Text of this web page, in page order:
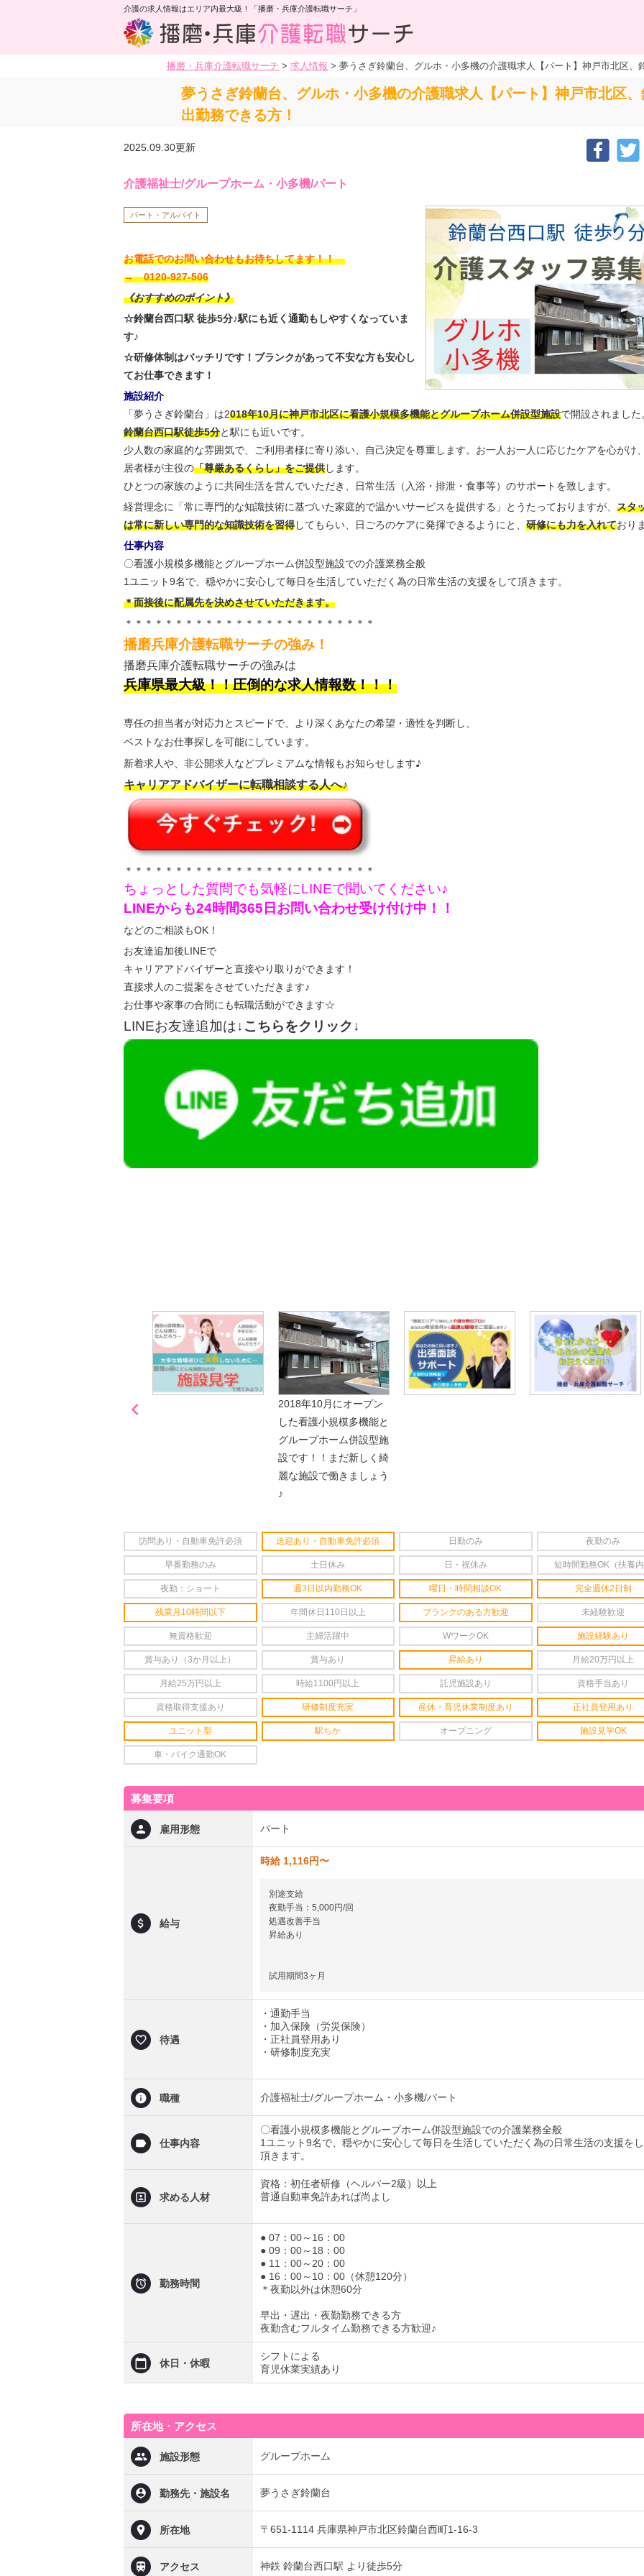
介護の求人情報はエリア内最大級！「播磨・兵庫介護転職サーチ」
播磨・兵庫介護転職サーチ > 求人情報 > 夢うさぎ鈴蘭台、グルホ・小多機の介護職求人【パート】神戸市北区
夢うさぎ鈴蘭台、グルホ・小多機の介護職求人【パート】神戸市北区
出勤務できる方！
2025.09.30更新
介護福祉士/グループホーム・小多機/パート
パート・アルバイト
お電話でのお問い合わせもお待ちしてます！！
→ 0120-927-506
《おすすめのポイント》
☆鈴蘭台西口駅 徒歩5分♪駅にも近く通勤もしやすくなっていま
す♪
☆研修体制はバッチリです！ブランクがあって不安な方も安心し
てお仕事できます！
施設紹介
「夢うさぎ鈴蘭台」は2018年10月に神戸市北区に看護小規模多機能とグループホーム併設型施設で開設されました
鈴蘭台西口駅徒歩5分と駅にも近いです。
少人数の家庭的な雰囲気で、ご利用者様に寄り添い、自己決定を尊重します。お一人お一人に応じたケアを心がけ
居者様が主役の「尊厳あるくらし」をご提供します。
ひとつの家族のように共同生活を営んでいただき、日常生活（入浴・排泄・食事等）のサポートを致します。
経営理念に「常に専門的な知識技術に基づいた家庭的で温かいサービスを提供する」とうたっておりますが、 スタ
は常に新しい専門的な知識技術を習得してもらい、日ごろのケアに発揮できるようにと、 研修にも力を入れており
仕事内容
〇看護小規模多機能とグループホーム併設型施設での介護業務全般
1ユニット9名で、穏やかに安心して毎日を生活していただく為の日常生活の支援をして頂きます。
＊面接後に配属先を決めさせていただきます。
＊＊＊＊＊＊＊＊＊＊＊＊＊＊＊＊＊＊＊＊＊＊＊＊＊
播磨兵庫介護転職サーチの強み！
播磨兵庫介護転職サーチの強みは
兵庫県最大級！！圧倒的な求人情報数！！！
専任の担当者が対応力とスピードで、より深くあなたの希望・適性を判断し、
ベストなお仕事探しを可能にしています。
新着求人や、非公開求人などプレミアムな情報もお知らせします♪
キャリアアドバイザーに転職相談する人へ♪
＊＊＊＊＊＊＊＊＊＊＊＊＊＊＊＊＊＊＊＊＊＊＊＊＊
ちょっとした質問でも気軽にLINEで聞いてください♪
LINEからも24時間365日お問い合わせ受け付け中！！
などのご相談もOK！
お友達追加後LINEで
キャリアアドバイザーと直接やり取りができます！
直接求人のご提案をさせていただきます♪
お仕事や家事の合間にも転職活動ができます☆
LINEお友達追加は↓こちらをクリック↓
「喫煙可能区域での業務
2018年10月にオープン
した看護小規模多機能と
グループホーム併設型施
設です！！まだ新しく綺
麗な施設で働きましょう
♪

訪問あり・自動車免許必須 送迎あり・自動車免許必須 日勤のみ 夜勤のみ
早番勤務のみ 土日休み 日・祝休み 短時間勤務OK（扶養
夜勤：ショート 週3日以内勤務OK 曜日・時間相談OK 完全週休2日制
残業月10時間以下 年間休日110日以上 ブランクのある方歓迎 未経験歓迎
無資格歓迎 主婦活躍中 WワークOK 施設経験あり
賞与あり（3か月以上） 賞与あり 昇給あり 月給20万円以上
月給25万円以上 時給1100円以上 託児施設あり 資格手当あり
資格取得支援あり 研修制度充実 産休・育児休業制度あり 正社員登用あり
ユニット型 駅ちか オープニング 施設見学OK
車・バイク通勤OK
募集要項
雇用形態 パート
給与
時給 1,116円〜
別途支給
夜勤手当：5,000円/回
処遇改善手当
昇給あり
試用期間3ヶ月
待遇
・通勤手当
・加入保険（労災保険）
・正社員登用あり
・研修制度充実
職種 介護福祉士/グループホーム・小多機/パート
仕事内容
〇看護小規模多機能とグループホーム併設型施設での介護業務全般
1ユニット9名で、穏やかに安心して毎日を生活していただく為の日常生活の支援を
頂きます。
求める人材
資格：初任者研修（ヘルパー2級）以上
普通自動車免許あれば尚よし
勤務時間
● 07：00～16：00
● 09：00～18：00
● 11：00～20：00
● 16：00～10：00（休憩120分）
＊夜勤以外は休憩60分
早出・遅出・夜勤勤務できる方
夜勤含むフルタイム勤務できる方歓迎♪
休日・休暇
シフトによる
育児休業実績あり
所在地・アクセス
施設形態 グループホーム
勤務先・施設名 夢うさぎ鈴蘭台
所在地 〒651-1114 兵庫県神戸市北区鈴蘭台西町1-16-3
アクセス 神鉄 鈴蘭台西口駅 より徒歩5分